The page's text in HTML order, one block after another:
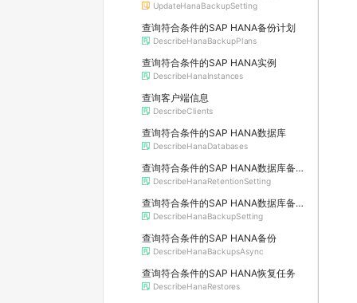
UpdateHanaBackupSetting
查询符合条件的SAP HANA备份计划
DescribeHanaBackupPlans
查询符合条件的SAP HANA实例
DescribeHanaInstances
查询客户端信息
DescribeClients
查询符合条件的SAP HANA数据库
DescribeHanaDatabases
查询符合条件的SAP HANA数据库备份保留时间
DescribeHanaRetentionSetting
查询符合条件的SAP HANA数据库备份参数
DescribeHanaBackupSetting
查询符合条件的SAP HANA备份
DescribeHanaBackupsAsync
查询符合条件的SAP HANA恢复任务
DescribeHanaRestores